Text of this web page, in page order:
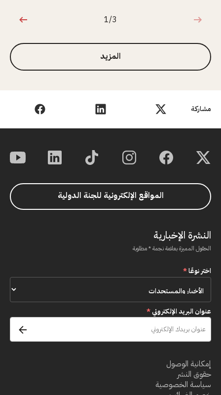
مشاركة
1 من 3
1/3
المزيد
المواقع الإلكترونية للجنة الدولية
النشرة الإخبارية
الحقول المميزة بعلامة نجمة * مطلوبة
اختر نوعًا*
عنوان البريد الإلكتروني*
إمكانية الوصول
حقوق النشر
سياسة الخصوصية